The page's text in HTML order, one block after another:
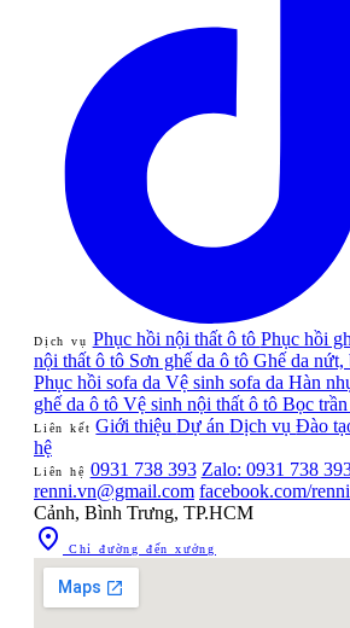
Dịch vụ Phục hồi nội thất ô tô Phục hồi
nội thất ô tô Sơn ghế da ô tô Ghế da nứt,
Phục hồi sofa da Vệ sinh sofa da Hàn
ghế da ô tô Vệ sinh nội thất ô tô Bọc
Liên kết Giới thiệuDự ánDịch vụĐào
hệ
Liên hệ 0931 738 393 Zalo: 0931 738
renni.vn@gmail.com facebook.com/
Cảnh, Bình Trưng, TP.HCM
 Chỉ đường đến xưởng